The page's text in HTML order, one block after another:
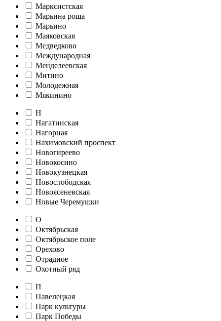
Марксистская
Марьина роща
Марьино
Маяковская
Медведково
Международная
Менделеевская
Митино
Молодежная
Мякинино
Н
Нагатинская
Нагорная
Нахимовский проспект
Новогиреево
Новокосино
Новокузнецкая
Новослободская
Новоясеневская
Новые Черемушки
О
Октябрьская
Октябрьское поле
Орехово
Отрадное
Охотный ряд
П
Павелецкая
Парк культуры
Парк Победы